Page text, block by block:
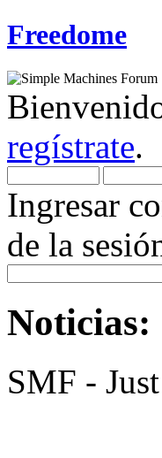
Freedome
regístrate.
Ingresar
de la
Noticias:
SMF -